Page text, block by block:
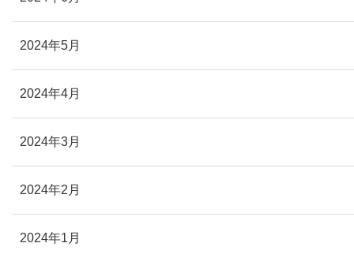
2024年5月
2024年4月
2024年3月
2024年2月
2024年1月